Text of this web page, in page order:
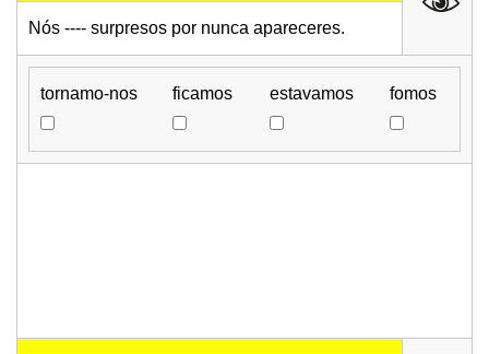
Nós ---- surpresos por nunca apareceres.
tornamo-nos ficamos estavamos fomos